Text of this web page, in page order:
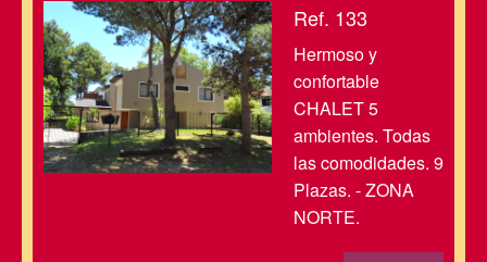
Ref. 133
Hermoso y
confortable
CHALET 5
ambientes. Todas
las comodidades. 9
Plazas. - ZONA
NORTE.